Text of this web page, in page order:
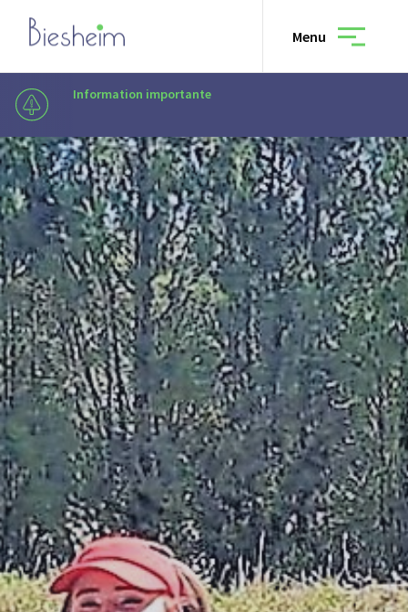
Agenda
Information importante
Menu
Municipalité
Vivre à Biesheim
Culture & loisirs